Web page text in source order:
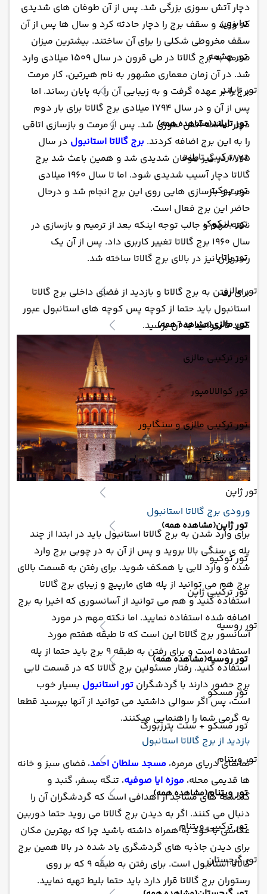
ترابزون
تور چشمه
تور تایلند
تور تایلند(مشاهده همه)
تور ترکیبی تایلند
تور پوکت
تور بانکوک
تور پاتایا
تور مالزی
تور مالزی(مشاهده همه)
تور ترکیبی مالزی
تور کوالالامپور
تور ترکیبی مالزی و سنگاپور
تور سنگاپور
تور ژاپن
تور ژاپن(مشاهده همه)
تور توکیو
تور ترکیبی ژاپن
تور روسیه
تور روسیه(مشاهده همه)
تور مسکو
تور مسکو + سنت پترزبورگ
تور ویتنام
تور ویتنام(مشاهده همه)
تور ترکیبی ویتنام
تور گرجستان
دچار آتش سوزی بزرگی شد. پس از آن طوفان های شدیدی
که وزید و سقف برج را دچار حادثه کرد و سال ها پس از آن
سقف مخروطی شکلی را برای آن ساختند. بیشترین میزان
صدمه به برج گالاتا در طی قرون در سال 1509 میلادی وارد
شد. در آن زمان معماری مشهور به نام هیرتین، کار مرمت
برج را بر عهده گرفت و به زیبایی آن را به پایان رساند. اما
پس از آن و در سال 1794 میلادی برج گالاتا برای بار دوم
دچار سانحه آتش سوزی شد. پس از مرمت و بازسازی اتاقی
را به این برج اضافه کردند. برج گالاتا استانبول در سال
1875 در گیر طوفان شدیدی شد و همین باعث شد برج
گالاتا دچار آسیب شدیدی شود. اما تا سال 1960 میلادی
مرمت و بازسازی هایی روی این برج انجام شد و درحال
حاضر این برج فعال است.
نکته مهم و جالب توجه اینکه بعد از ترمیم و بازسازی در
سال 1960 برج گالاتا تغییر کاربری داد. پس از آن یک
رستوران نیز در بالای برج گالاتا ساخته شد.
برای رفتن به برج گالاتا و بازدید از فضای داخلی برج گالاتا
استانبول باید حتما از کوچه پس کوچه های استانبول عبور
کنید تا بتوانید به آن برسید.
ورودی برج گالاتا استانبول
برای وارد شدن به برج گالاتا استانبول باید در ابتدا از چند
پله ی سنگی بالا بروید و پس از آن به در چوبی برج وارد
شده و وارد لابی یا همکف شوید. برای رفتن به قسمت بالای
برج هم می توانید از پله های مارپیچ و زیبای برج گالاتا
استفاده کنید و هم می توانید از آسانسوری که اخیرا به برج
اضافه شده استفاده نمایید. اما نکته مهم در مورد
آسانسور برج گالاتا این است که تا طبقه هفتم مورد
استفاده است و برای رفتن به طبقه 9 برج باید حتما از پله
استفاده کنید. رفتار مسئولین برج گالاتا که در قسمت لابی
برج حضور دارند با گردشگران تور استانبول بسیار خوب
است، پس اگر سوالی داشتید می توانید از آنها بپرسید قطعا
به گرمی شما را راهنمایی میکنند.
بازدید از برج گالاتا استانبول
تماشای دریای مرمره، مسجد سلطان احمد، فضای سبز و خانه
ها قدیمی محله، موزه ایا صوفیه، تنگه بسفر، گنبد و
گلدسته های مساجد از اهدافی است که گردشگران آن را
دنبال می کنند. اگر به دیدن برج گالاتا می روید حتما دوربین
عکاسی با خود به همراه داشته باشید چرا که بهترین مکان
برای دیدن جاذبه های گردشگری یاد شده در بالا همین برج
گالاتا استانبول است. برای رفتن به طبقه 9 که بر روی
رستوران برج گالاتا قرار دارد باید حتما بلیط تهیه نمایید.